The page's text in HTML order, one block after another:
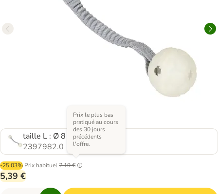
taille L : Ø 8 x H 56,9 cm
2397982.0
-25.03% Prix habituel7,19 €
Prix le plus bas
pratiqué au cours
des 30 jours
précédents
l'offre.
5,39 €